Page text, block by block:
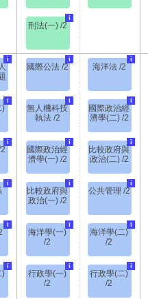
刑法(一) /2
i
i
)
i
i
i
i
)
i
國際公法 /2
i
無人機科技
執法 /2
i
國際政治經
濟學(一) /2
i
比較政府與
政治(一) /2
i
海洋學(一)
/2
i
行政學(一)
/2
i
海洋法 /2
i
國際政治經
濟學(二) /2
i
比較政府與
政治(二) /2
i
公共管理 /2
i
海洋學(二)
/2
i
行政學(二)
/2
i